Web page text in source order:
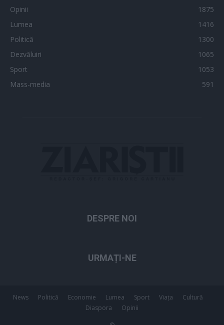
Opinii
1875
Lumea
1416
Politică
1300
Dezvăluiri
1065
Sport
1053
Mass-media
591
DESPRE NOI
URMAȚI-NE
News Politică Economie Lumea Sport Viața
Cultură
Diaspora
Opinii